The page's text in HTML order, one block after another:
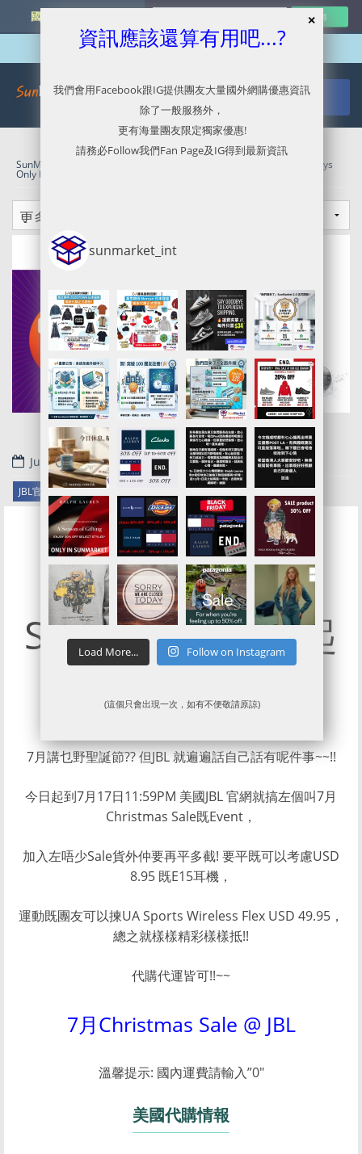
國外網購最新資訊
SunMarket 代購．代運．代寄 JBL官網代購/代運/集運服務指南 | 3 Days
Only Flash Sale
July 16, 2019
JBL官網代購/代運/集運服務指南 | 3 Days Only Flash Sale .
JBL 7月聖誕節
Sale!? USD8.95起
一件耳機!
7月講乜野聖誕節?? 但JBL 就遍遍話自己話有呢件事~~!!
今日起到7月17日11:59PM 美國JBL 官網就搞左個叫7月
Christmas Sale既Event，
加入左唔少Sale貨外仲要再平多截! 要平既可以考慮USD
8.95 既E15耳機，
運動既團友可以揀UA Sports Wireless Flex USD 49.95，
總之就樣樣精彩樣樣抵!!
代購代運皆可!!~~
7月Christmas Sale @ JBL
溫馨提示: 國內運費請輸入”0″
美國代購情報
資訊應該還算有用吧...?
我們會用Facebook跟IG提供團友大量國外網購優惠資訊
除了一般服務外，
更有海量團友限定獨家優惠!
請務必Follow我們Fan Page及IG得到最新資訊
sunmarket_int
Load More... Follow on Instagram
(這個只會出現一次，如有不便敬請原諒)